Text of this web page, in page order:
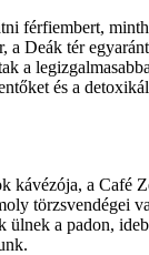
férfiembert,
a Deák tér
a
és a
a Café
törzsvendégei
a padon,